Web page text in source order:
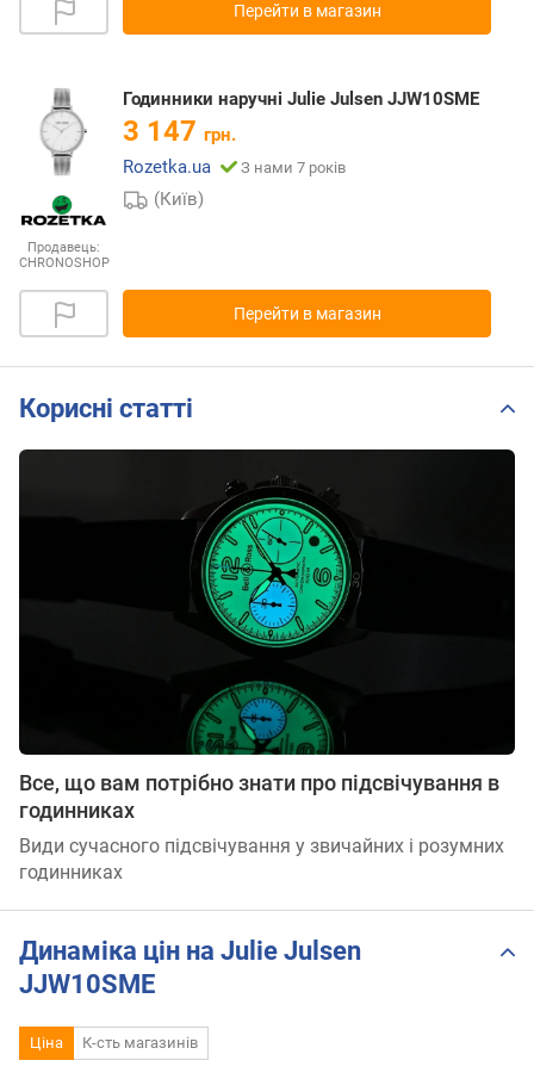
Перейти в магазин
Продавець:
CHRONOSHOP
Годинники наручні Julie Julsen JJW10SME
3 147 грн.
Rozetka.ua
З нами 7 років
(Київ)
Перейти в магазин
Корисні статті
Все, що вам потрібно знати про підсвічування в
годинниках
Види сучасного підсвічування у звичайних і розумних
годинниках
Динаміка цін на Julie Julsen
JJW10SME
Ціна К-сть магазинів